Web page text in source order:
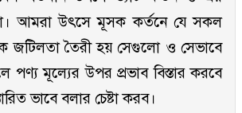
আমরা উৎসে মূসক কর্তনে যে সকল
জটিলতা তৈরী হয় সেগুলো ও সেভাবে
পণ্য মূল্যের উপর প্রভাব বিস্তার করবে
ভাবে বলার চেষ্টা করব।